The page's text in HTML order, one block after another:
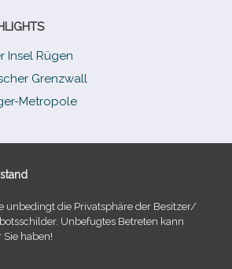
Insel Rügen
Grenzwall
Metropole
unbe­dingt die Privatsphäre der Besitzer/​
Unbefugtes Betreten kann
haben!